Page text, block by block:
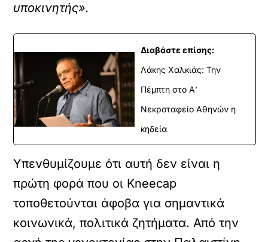
υποκινητής».
Διαβάστε επίσης:
Λάκης Χαλκιάς: Την
Πέμπτη στο Α’
Νεκροταφείο Αθηνών η
κηδεία
Υπενθυμίζουμε ότι αυτή δεν είναι η
πρώτη φορά που οι Kneecap
τοποθετούνται άφοβα για σημαντικά
κοινωνικά, πολιτικά ζητήματα. Από την